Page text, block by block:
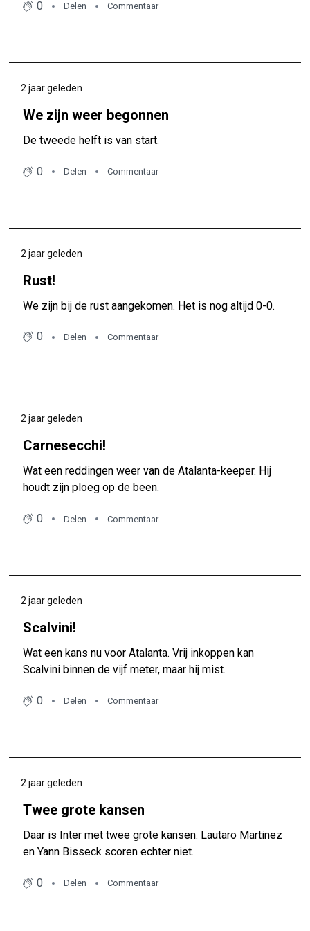
0 Delen Commentaar
2 jaar geleden
We zijn weer begonnen
De tweede helft is van start.
0 Delen Commentaar
2 jaar geleden
Rust!
We zijn bij de rust aangekomen. Het is nog altijd 0-0.
0 Delen Commentaar
2 jaar geleden
Carnesecchi!
Wat een reddingen weer van de Atalanta-keeper. Hij
houdt zijn ploeg op de been.
0 Delen Commentaar
2 jaar geleden
Scalvini!
Wat een kans nu voor Atalanta. Vrij inkoppen kan
Scalvini binnen de vijf meter, maar hij mist.
0 Delen Commentaar
2 jaar geleden
Twee grote kansen
Daar is Inter met twee grote kansen. Lautaro Martinez
en Yann Bisseck scoren echter niet.
0 Delen Commentaar